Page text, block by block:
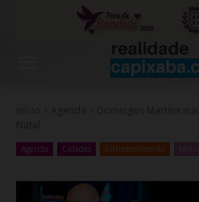
Agenda Cidades Entretenimento